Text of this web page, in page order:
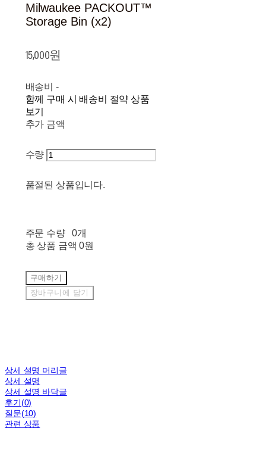
Milwaukee PACKOUT™
Storage Bin (x2)
15,000원
배송비 -
함께 구매 시 배송비 절약 상품
보기
추가 금액
수량
품절된 상품입니다.
주문 수량
0개
총 상품 금액 0원
구매하기
장바구니에 담기
상세 설명 머리글
상세 설명
상세 설명 바닥글
후기(0)
질문(10)
관련 상품